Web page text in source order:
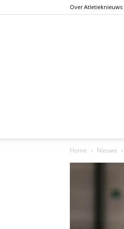
Over Atletieknieuws
Home Nieuws